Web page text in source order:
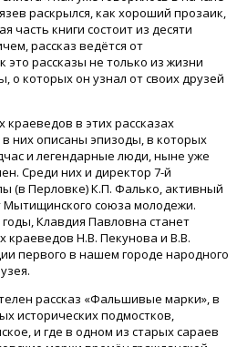
раскрылся, как хороший прозаик,
часть книги состоит из десяти
рассказ ведётся от
рассказы не только из жизни
о которых он узнал от своих друзей
в этих рассказах
них описаны эпизоды, в которых
и легендарные люди, ныне уже
Среди них и директор 7-й
(в Перловке) К.П. Фалько, активный
Мытищинского союза молодежи.
Клавдия Павловна станет
Н.В. Пекунова и В.В.
первого в нашем городе народного
рассказ «Фальшивые марки», в
исторических подмостков,
и где в одном из старых сараев